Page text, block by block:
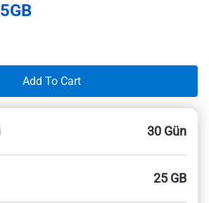
Add To Cart
30 Gün
25 GB